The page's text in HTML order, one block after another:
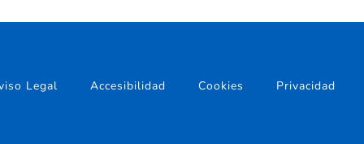
Legal Accesibilidad Cookies Privacidad